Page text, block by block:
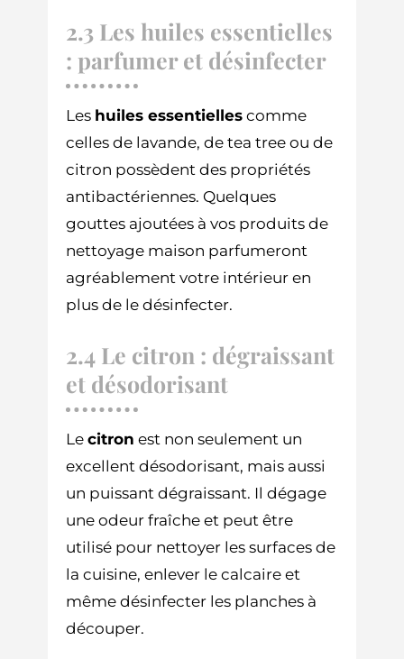
2.3 Les huiles essentielles
: parfumer et désinfecter
Les huiles essentiellescomme
celles de lavande, de tea tree ou de
citron possèdent des propriétés
antibactériennes. Quelques
gouttes ajoutées à vos produits de
nettoyage maison parfumeront
agréablement votre intérieur en
plus de le désinfecter.
2.4 Le citron : dégraissant
et désodorisant
Le citron est non seulement un
excellent désodorisant, mais aussi
un puissant dégraissant. Il dégage
une odeur fraîche et peut être
utilisé pour nettoyer les surfaces de
la cuisine, enlever le calcaire et
même désinfecter les planches à
découper.